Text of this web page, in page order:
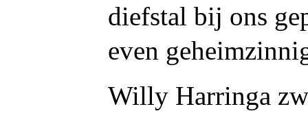
diefstal bij ons
even
Willy Harringa